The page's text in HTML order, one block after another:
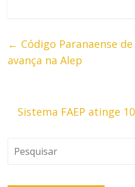
← Código Paranaense
avança na Alep
Sistema FAEP atinge